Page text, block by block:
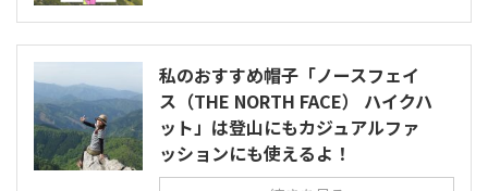
私のおすすめ帽子「ノースフェイ
ス（THE NORTH FACE） ハイクハ
ット」は登山にもカジュアルファ
ッションにも使えるよ！